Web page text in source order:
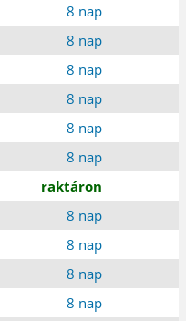
8 nap
8 nap
8 nap
8 nap
8 nap
8 nap
raktáron
8 nap
8 nap
8 nap
8 nap